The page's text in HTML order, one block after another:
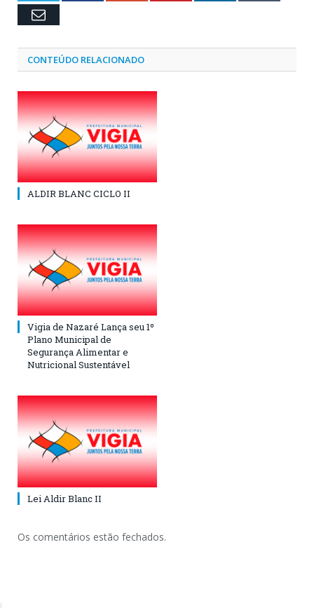
Email
CONTEÚDO RELACIONADO
ALDIR BLANC CICLO II
Vigia de Nazaré Lança seu 1º
Plano Municipal de
Segurança Alimentar e
Nutricional Sustentável
Lei Aldir Blanc II
Os comentários estão fechados.